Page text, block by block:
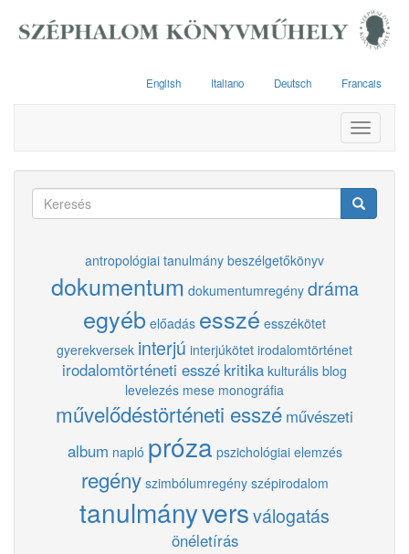
English Italiano Deutsch Francais
Toggle
Keresés
antropológiai tanulmány beszélgetőkönyv
dokumentum dokumentumregény dráma
egyéb előadás esszé esszékötet
gyerekversek interjú interjúkötet irodalomtörténet
irodalomtörténeti esszé kritika kulturális blog
levelezés mese monográfia
művelődéstörténeti esszé művészeti
album napló próza pszichológiai elemzés
regény szimbólumregény szépirodalom
tanulmányversválogatás
önéletírás